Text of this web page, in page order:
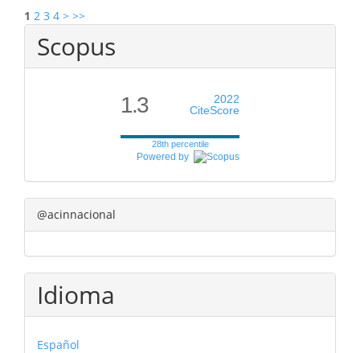
1 2 3 4 > >>
Scopus
1.3
2022
CiteScore
28th percentile
Powered by
@acinnacional
Idioma
Español